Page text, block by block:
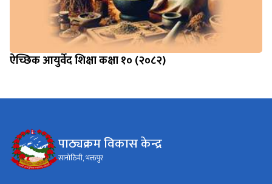
ऐच्छिक आयुर्वेद शिक्षा कक्षा १० (२०८२)
पाठ्यक्रम विकास केन्द्र
सानोठिमी, भक्तपुर